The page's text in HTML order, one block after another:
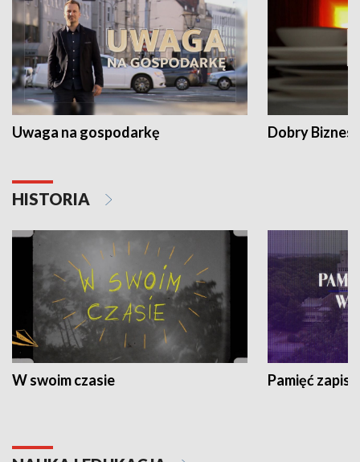
Uwaga na gospodarkę Dobry Biznes
HISTORIA
W swoim czasie Pamięć